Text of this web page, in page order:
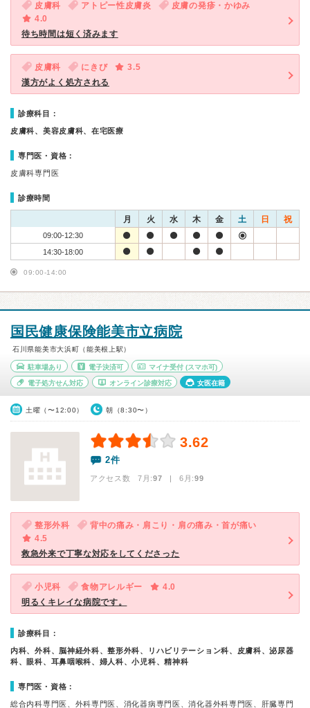
皮膚科 アトピー性皮膚炎
皮膚の発疹・かゆみ
4.0
待ち時間は短く済みます
皮膚科 にきび
3.5
漢方がよく処方される
診療科目：
皮膚科、美容皮膚科、在宅医療
専門医・資格：
皮膚科専門医
診療時間
月 火 水 木 金 土 日 祝
09:00-12:30
14:30-18:00
09:00-14:00
国民健康保険能美市立病院
石川県能美市大浜町（能美根上駅）
駐車場あり 電子決済可 マイナ受付 (スマホ可)
電子処方せん対応 オンライン診療対応 女医在籍
土曜（〜12:00） 朝（8:30〜）
3.62
2件
アクセス数 7月:97 | 6月:99
整形外科
背中の痛み・肩こり・肩の痛み・首が痛い
4.5
救急外来で丁寧な対応をしてくださった
小児科 食物アレルギー
4.0
明るくキレイな病院です。
診療科目：
内科、外科、脳神経外科、整形外科、リハビリテーション科、皮膚科、泌尿器
科、眼科、耳鼻咽喉科、婦人科、小児科、精神科
専門医・資格：
総合内科専門医、外科専門医、消化器病専門医、消化器外科専門医、肝臓専門